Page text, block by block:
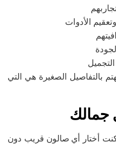
الأدوات
بالتفاصيل الصغيرة هي التي
جمالك
أختار أي صالون قريب دون